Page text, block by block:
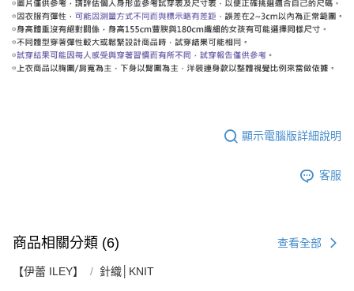
顯示電腦版詳細說明
客服
商品相關分類 (6) 查看全部
【伊蕾 ILEY】 針織│KNIT